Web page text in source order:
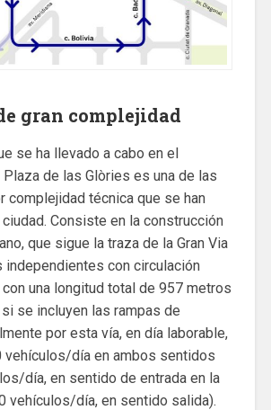
gran complejidad
se ha llevado a cabo en el
de las Glòries es una de las
complejidad técnica que se han
Consiste en la construcción
que sigue la traza de la Gran Via
independientes con circulación
una longitud total de 957 metros
se incluyen las rampas de
por esta vía, en día laborable,
vehículos/día en ambos sentidos
día, en sentido de entrada en la
vehículos/día, en sentido salida).